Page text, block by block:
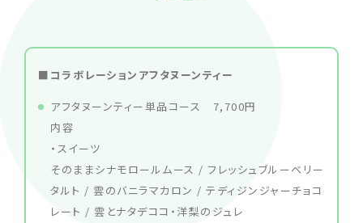
■コラボレーションアフタヌーンティー
アフタヌーンティー単品コース 7,700円
内容
・スイーツ
そのままシナモロールムース / フレッシュブルーベリー
タルト / 雲のバニラマカロン / テディジンジャーチョコ
レート / 雲とナタデココ・洋梨のジュレ